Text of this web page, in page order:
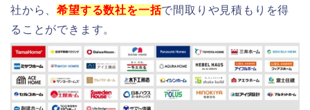
社から、希望する数社を一括で間取りや見積もりを得
ることができます。